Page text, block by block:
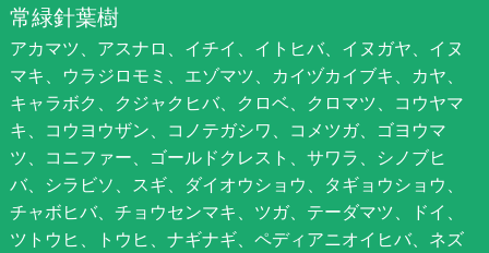
常緑針葉樹
アカマツ、アスナロ、イチイ、イトヒバ、イヌガヤ、イヌ
マキ、ウラジロモミ、エゾマツ、カイヅカイブキ、カヤ、
キャラボク、クジャクヒバ、クロベ、クロマツ、コウヤマ
キ、コウヨウザン、コノテガシワ、コメツガ、ゴヨウマ
ツ、コニファー、ゴールドクレスト、サワラ、シノブヒ
バ、シラビソ、スギ、ダイオウショウ、タギョウショウ、
チャボヒバ、チョウセンマキ、ツガ、テーダマツ、ドイ、
ツトウヒ、トウヒ、ナギナギ、ペディアニオイヒバ、ネズ